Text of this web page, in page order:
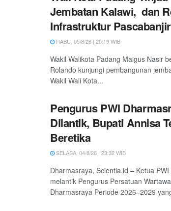
Jembatan Kalawi, dan
Infrastruktur
RABU, 05/8/26 | 20:19 WIB
Wakil Walikota Padang Maigus Nasir
Rolando kunjungi pembangunan
Wakil Wali Kota...
Pengurus PWI
Dilantik, Bupati Annisa
Beretika
SELASA, 04/8/26 | 23:32 WIB
Dharmasraya, Scientia.id – Ketua
melantik Pengurus Persatuan
Dharmasraya Periode 2026–2029